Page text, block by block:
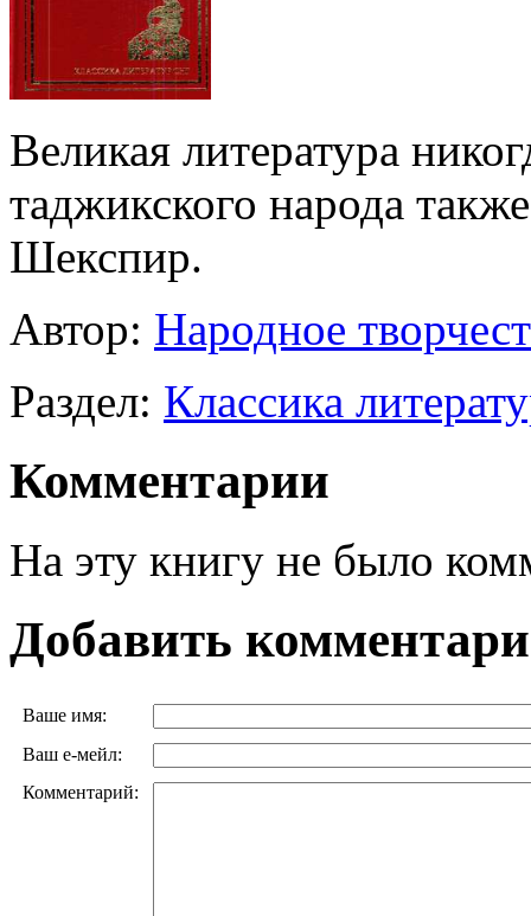
Великая литература
таджикского народа
Шекспир.
Автор: Народное
Раздел: Классика
Комментарии
На эту книгу не было
Добавить
Ваше имя:
Ваш е-мейл:
Комментарий: